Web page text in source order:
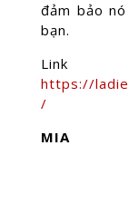
đảm bảo
bạn.
https://
/
MIA